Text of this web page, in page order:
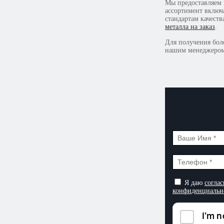
Мы предоставляем
ассортимент
стандартам
металла на заказ
Для получения
нашим менеджером
Я даю